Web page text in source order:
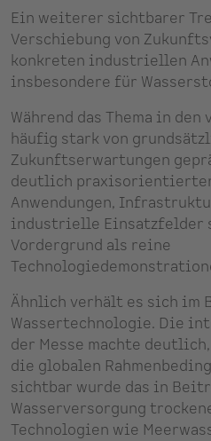
Ein weiterer sichtbarer
Verschiebung von
konkreten industriellen
insbesondere für
Während das Thema in
häufig stark von
Zukunftserwartungen
deutlich
Anwendungen,
industrielle Einsatzfelder
Vordergrund als reine
Ähnlich verhält es sich im
Wassertechnologie. Die
der Messe machte
die globalen
sichtbar wurde das in
Wasserversorgung
Technologien wie